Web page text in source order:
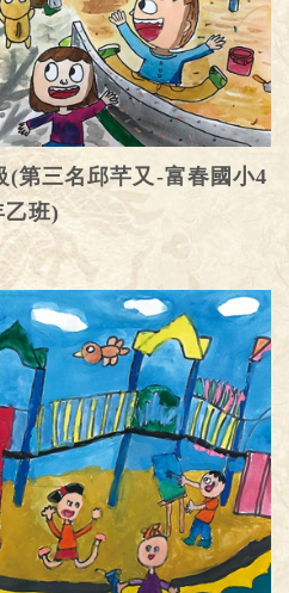
(第三名邱芊又-富春國小4
乙班)